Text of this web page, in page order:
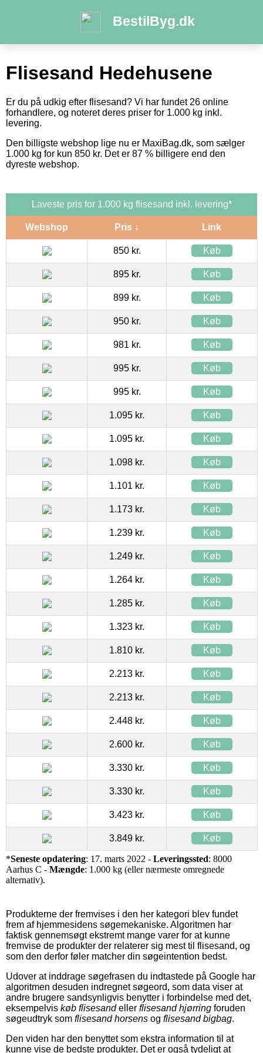
BestilByg.dk
Flisesand Hedehusene
Er du på udkig efter flisesand? Vi har fundet 26 online
forhandlere, og noteret deres priser for 1.000 kg inkl.
levering.
Den billigste webshop lige nu er MaxiBag.dk, som sælger
1.000 kg for kun 850 kr. Det er 87 % billigere end den
dyreste webshop.
Laveste pris for 1.000 kg flisesand inkl. levering*
Webshop Pris ↓ Link
850 kr. Køb
895 kr. Køb
899 kr. Køb
950 kr. Køb
981 kr. Køb
995 kr. Køb
995 kr. Køb
1.095 kr. Køb
1.095 kr. Køb
1.098 kr. Køb
1.101 kr. Køb
1.173 kr. Køb
1.239 kr. Køb
1.249 kr. Køb
1.264 kr. Køb
1.285 kr. Køb
1.323 kr. Køb
1.810 kr. Køb
2.213 kr. Køb
2.213 kr. Køb
2.448 kr. Køb
2.600 kr. Køb
3.330 kr. Køb
3.330 kr. Køb
3.423 kr. Køb
3.849 kr. Køb
*Seneste opdatering: 17. marts 2022 - Leveringssted: 8000
Aarhus C - Mængde: 1.000 kg (eller nærmeste omregnede
alternativ).
Produkterne der fremvises i den her kategori blev fundet
frem af hjemmesidens søgemekaniske. Algoritmen har
faktisk gennemsøgt ekstremt mange varer for at kunne
fremvise de produkter der relaterer sig mest til flisesand, og
som den derfor føler matcher din søgeintention bedst.
Udover at inddrage søgefrasen du indtastede på Google har
algoritmen desuden indregnet søgeord, som data viser at
andre brugere sandsynligvis benytter i forbindelse med det,
eksempelvis køb flisesandeller flisesand hjørring foruden
søgeudtryk som flisesand horsens og flisesand bigbag.
Den viden har den benyttet som ekstra information til at
kunne vise de bedste produkter. Det er også tydeligt at